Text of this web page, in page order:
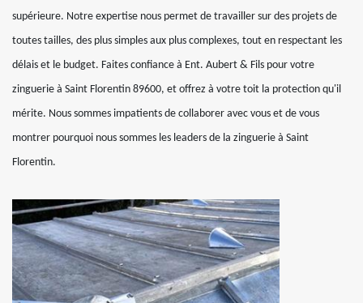
supérieure. Notre expertise nous permet de travailler sur des projets de
toutes tailles, des plus simples aux plus complexes, tout en respectant les
délais et le budget. Faites confiance à Ent. Aubert & Fils pour votre
zinguerie à Saint Florentin 89600, et offrez à votre toit la protection qu'il
mérite. Nous sommes impatients de collaborer avec vous et de vous
montrer pourquoi nous sommes les leaders de la zinguerie à Saint
Florentin.